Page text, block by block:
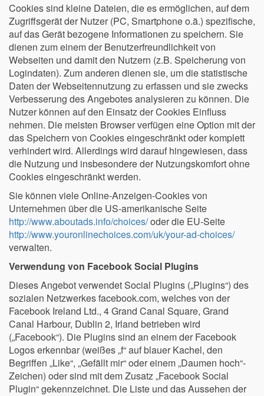
Cookies sind kleine Dateien, die es ermöglichen, auf dem
Zugriffsgerät der Nutzer (PC, Smartphone o.ä.) spezifische,
auf das Gerät bezogene Informationen zu speichern. Sie
dienen zum einem der Benutzerfreundlichkeit von
Webseiten und damit den Nutzern (z.B. Speicherung von
Logindaten). Zum anderen dienen sie, um die statistische
Daten der Webseitennutzung zu erfassen und sie zwecks
Verbesserung des Angebotes analysieren zu können. Die
Nutzer können auf den Einsatz der Cookies Einfluss
nehmen. Die meisten Browser verfügen eine Option mit der
das Speichern von Cookies eingeschränkt oder komplett
verhindert wird. Allerdings wird darauf hingewiesen, dass
die Nutzung und insbesondere der Nutzungskomfort ohne
Cookies eingeschränkt werden.
Sie können viele Online-Anzeigen-Cookies von
Unternehmen über die US-amerikanische Seite
http://www.aboutads.info/choices/oder die EU-Seite
http://www.youronlinechoices.com/uk/your-ad-choices/
verwalten.
Verwendung von Facebook Social Plugins
Dieses Angebot verwendet Social Plugins („Plugins“) des
sozialen Netzwerkes facebook.com, welches von der
Facebook Ireland Ltd., 4 Grand Canal Square, Grand
Canal Harbour, Dublin 2, Irland betrieben wird
(„Facebook“). Die Plugins sind an einem der Facebook
Logos erkennbar (weißes „f“ auf blauer Kachel, den
Begriffen „Like“, „Gefällt mir“ oder einem „Daumen hoch“-
Zeichen) oder sind mit dem Zusatz „Facebook Social
Plugin“ gekennzeichnet. Die Liste und das Aussehen der